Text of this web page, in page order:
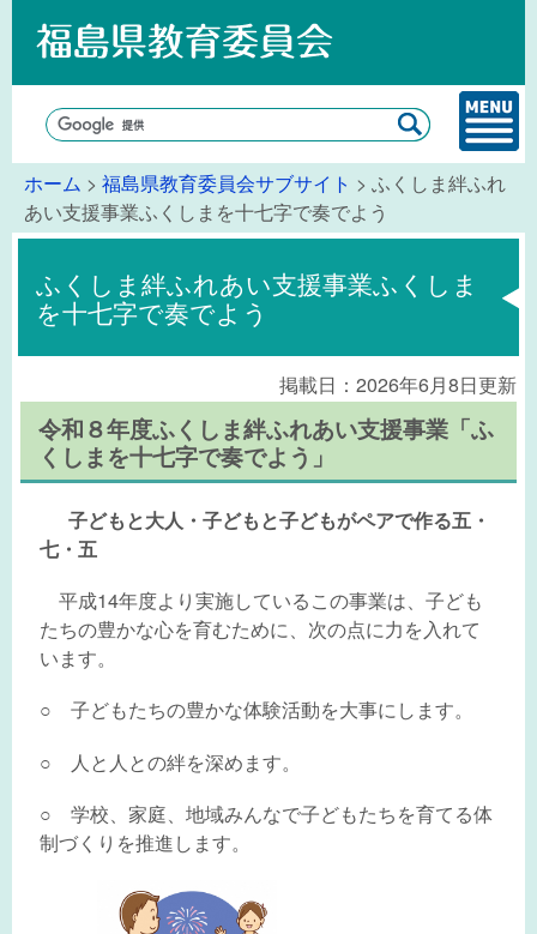
ホーム > 福島県教育委員会サブサイト > ふくしま絆ふれ
あい支援事業ふくしまを十七字で奏でよう
ふくしま絆ふれあい支援事業ふくしま
を十七字で奏でよう
掲載日：2026年6月8日更新
令和８年度ふくしま絆ふれあい支援事業「ふ
くしまを十七字で奏でよう」
子どもと大人・子どもと子どもがペアで作る五・
七・五
平成14年度より実施しているこの事業は、子ども
たちの豊かな心を育むために、次の点に力を入れて
います。
○ 子どもたちの豊かな体験活動を大事にします。
○ 人と人との絆を深めます。
○ 学校、家庭、地域みんなで子どもたちを育てる体
制づくりを推進します。